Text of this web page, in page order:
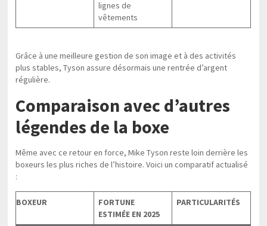
lignes de
vêtements
Grâce à une meilleure gestion de son image et à des activités
plus stables, Tyson assure désormais une rentrée d’argent
régulière.
Comparaison avec d’autres
légendes de la boxe
Même avec ce retour en force, Mike Tyson reste loin derrière les
boxeurs les plus riches de l’histoire. Voici un comparatif actualisé
:
BOXEUR
FORTUNE
ESTIMÉE EN 2025
PARTICULARITÉS